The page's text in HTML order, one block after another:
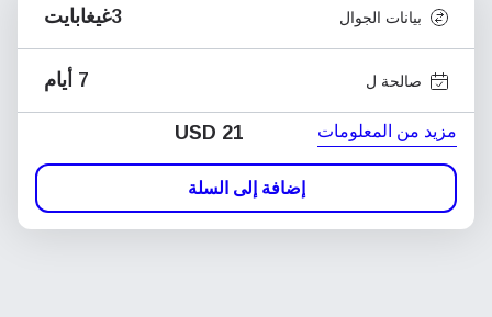
بيانات الجوال 3غيغابايت
صالحة ل 7 أيام
مزيد من المعلومات USD 21
إضافة إلى السلة